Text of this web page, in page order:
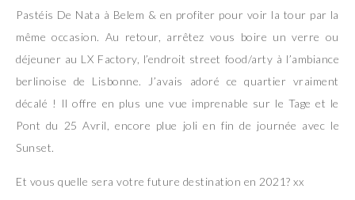
Pastéis De Nata à Belem & en profiter pour voir la tour par la
même occasion. Au retour, arrêtez vous boire un verre ou
déjeuner au LX Factory, l’endroit street food/arty à l’ambiance
berlinoise de Lisbonne. J’avais adoré ce quartier vraiment
décalé ! Il offre en plus une vue imprenable sur le Tage et le
Pont du 25 Avril, encore plue joli en fin de journée avec le
Sunset.
Et vous quelle sera votre future destination en 2021? xx